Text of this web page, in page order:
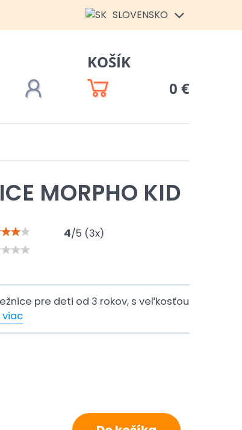
SLOVENSKO
KOŠÍK
0 €
MORPHO KID
4/5 (3x)
pre deti od 3 rokov, s veľkosťou